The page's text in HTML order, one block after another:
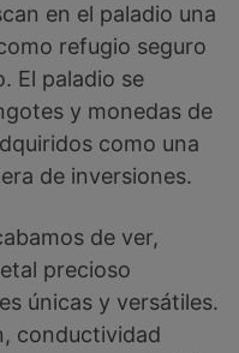
en el paladio una
refugio seguro
El paladio se
y monedas de
como una
de inversiones.
de ver,
precioso
únicas y versátiles.
conductividad